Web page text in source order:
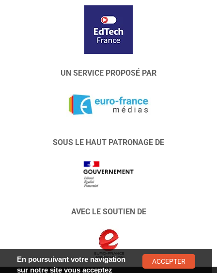
UN SERVICE PROPOSÉ PAR
SOUS LE HAUT PATRONAGE DE
AVEC LE SOUTIEN DE
En poursuivant votre navigation
sur notre site vous acceptez
ACCEPTER